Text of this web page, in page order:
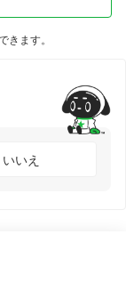
きます。
いいえ